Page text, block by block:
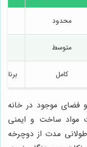
محدود
متوسط
کامل
فضای موجود در خانه
مواد ساخت و ایمنی
مدت از دوچرخه